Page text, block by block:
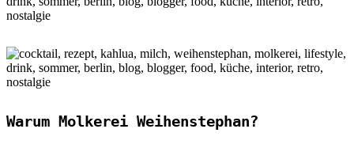
Warum Molkerei Weihenstephan?